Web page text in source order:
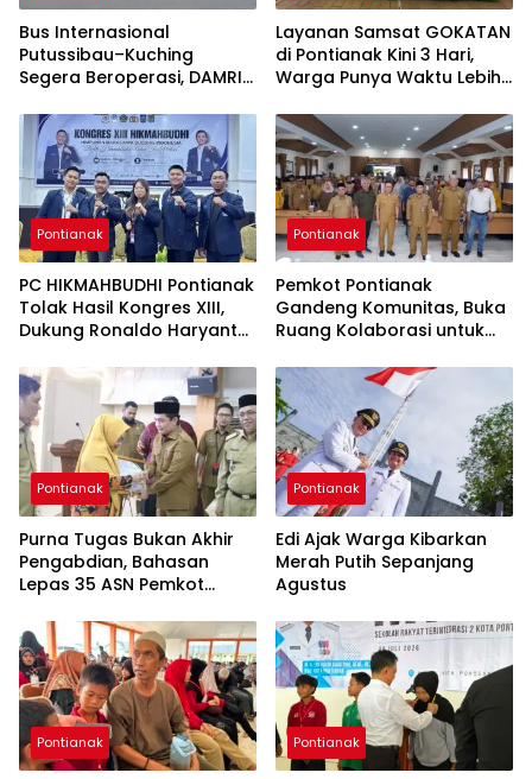
Bus Internasional
Putussibau–Kuching
Segera Beroperasi, DAMRI
Sarawak
Layanan Samsat GOKATAN
di Pontianak Kini 3 Hari,
Warga Punya Waktu Lebih
Pontianak
PC HIKMAHBUDHI Pontianak
Tolak Hasil Kongres XIII,
Dukung Ronaldo Haryanto
Pontianak
Pemkot Pontianak
Gandeng Komunitas, Buka
Ruang Kolaborasi untuk
Pontianak
Purna Tugas Bukan Akhir
Pengabdian, Bahasan
Lepas 35 ASN Pemkot
Pontianak
Edi Ajak Warga Kibarkan
Merah Putih Sepanjang
Agustus
Pontianak Pontianak